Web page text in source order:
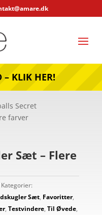
– KLIK HER!
Secret
farver
Sæt – Flere
Kategorier:
Sæt, Favoritter,
, Testvindere, Til Øvede,